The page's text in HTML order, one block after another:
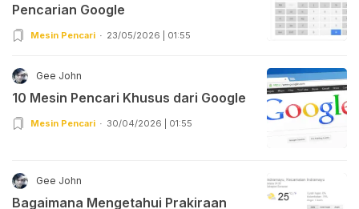
Pencarian Google
Mesin Pencari 23/05/2026 | 01:55
Gee John
10 Mesin Pencari Khusus dari Google
Mesin Pencari 30/04/2026 | 01:55
Gee John
Bagaimana Mengetahui Prakiraan